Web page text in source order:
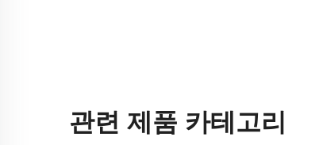
관련 제품 카테고리